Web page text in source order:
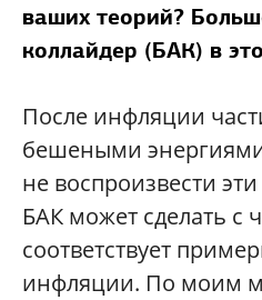
ваших теорий?
коллайдер (БАК) в
После инфляции
бешеными
не воспроизвести
БАК может сделать с
соответствует
инфляции. По моим